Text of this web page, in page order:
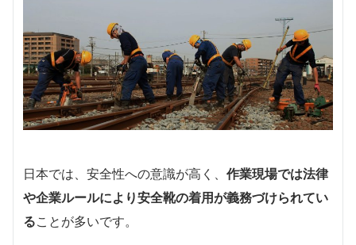
日本では、安全性への意識が高く、 作業現場では法律
や企業ルールにより安全靴の着用が義務づけられてい
ることが多いです。